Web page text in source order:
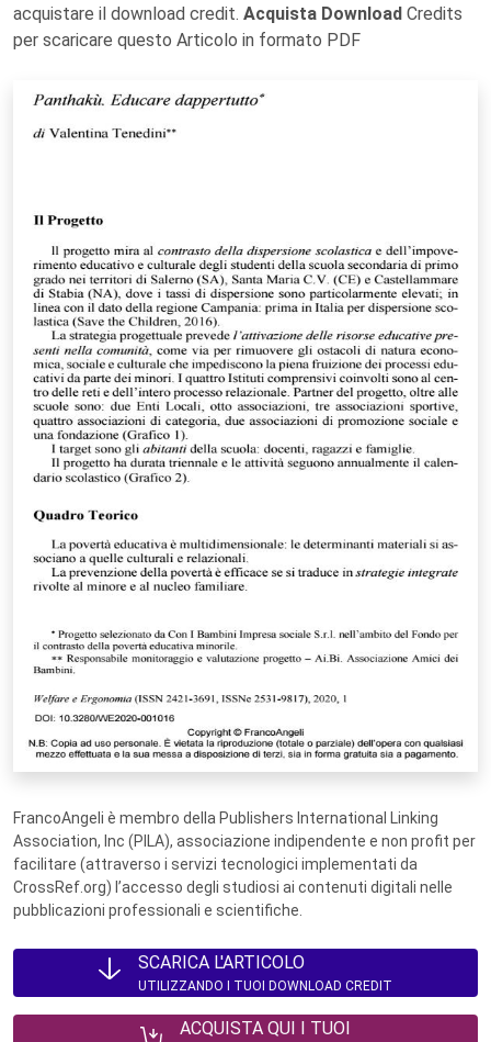
acquistare il download credit. Acquista Download Credits
per scaricare questo Articolo in formato PDF
FrancoAngeli è membro della Publishers International Linking
Association, Inc (PILA), associazione indipendente e non profit per
facilitare (attraverso i servizi tecnologici implementati da
CrossRef.org) l’accesso degli studiosi ai contenuti digitali nelle
pubblicazioni professionali e scientifiche.
SCARICA L'ARTICOLO
UTILIZZANDO I TUOI DOWNLOAD CREDIT
ACQUISTA QUI I TUOI